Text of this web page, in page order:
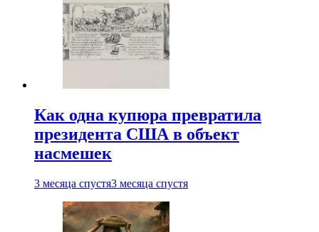
Как одна купюра превратила
президента США в объект
насмешек
3 месяца спустя3 месяца спустя